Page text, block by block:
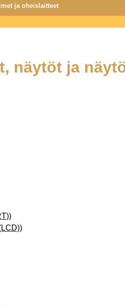
näytöt ja
ja avoin yliopisto
ja oheislaitteet